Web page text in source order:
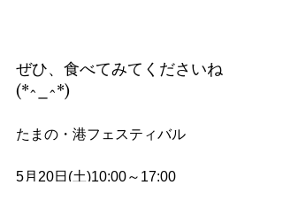
ぜひ、食べてみてくださいね
(*^_^*)
たまの・港フェスティバル
5月20日(土)10:00～17:00